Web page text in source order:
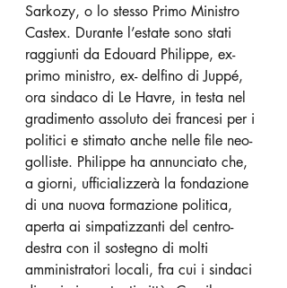
Sarkozy, o lo stesso Primo Ministro
Castex. Durante l’estate sono stati
raggiunti da Edouard Philippe, ex-
primo ministro, ex- delfino di Juppé,
ora sindaco di Le Havre, in testa nel
gradimento assoluto dei francesi per i
politici e stimato anche nelle file neo-
golliste. Philippe ha annunciato che,
a giorni, ufficializzerà la fondazione
di una nuova formazione politica,
aperta ai simpatizzanti del centro-
destra con il sostegno di molti
amministratori locali, fra cui i sindaci